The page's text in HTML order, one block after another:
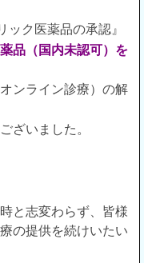
ック医薬品の承認』
品（国内未認可）を
ンライン診療）の解
ざいました。
と志変わらず、皆様
の提供を続けいたい